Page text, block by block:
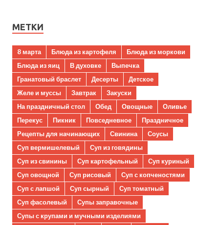
МЕТКИ
8 марта Блюда из картофеля
Блюда из моркови
Блюда из яиц
В духовке
Выпечка
Гранатовый браслет
Десерты
Детское
Желе и муссы
Завтрак
Закуски
На праздничный стол
Обед Овощные
Оливье
Перекус
Пикник Повседневное
Праздничное
Рецепты для начинающих
Свинина
Соусы
Суп вермишелевый
Суп из говядины
Суп из свинины
Суп картофельный
Суп куриный
Суп овощной
Суп рисовый
Суп с копченостями
Суп с лапшой
Суп сырный
Суп томатный
Суп фасолевый
Супы заправочные
Супы с крупами и мучными изделиями